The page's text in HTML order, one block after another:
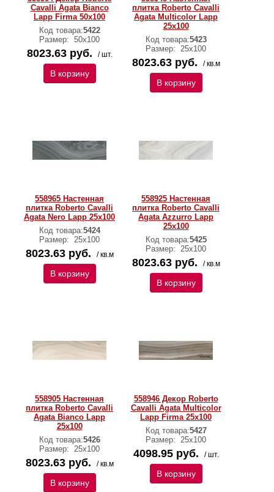
Cavalli Agata Bianco
Lapp Firma 50x100
Код товара:5422
Размер: 50х100
8023.63 руб. / шт.
В корзину
плитка Roberto Cavalli
Agata Multicolor Lapp
25x100
Код товара:5423
Размер: 25х100
8023.63 руб. / кв.м
В корзину
558965 Настенная
плитка Roberto Cavalli
Agata Nero Lapp 25x100
Код товара:5424
Размер: 25х100
8023.63 руб. / кв.м
В корзину
558925 Настенная
плитка Roberto Cavalli
Agata Azzurro Lapp
25x100
Код товара:5425
Размер: 25х100
8023.63 руб. / кв.м
В корзину
558905 Настенная
плитка Roberto Cavalli
Agata Bianco Lapp
25x100
Код товара:5426
Размер: 25х100
8023.63 руб. / кв.м
В корзину
558946 Декор Roberto
Cavalli Agata Multicolor
Lapp Firma 25x100
Код товара:5427
Размер: 25х100
4098.95 руб. / шт.
В корзину